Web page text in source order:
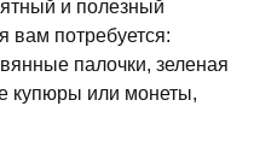
и полезный
вам потребуется:
палочки, зеленая
купюры или монеты,